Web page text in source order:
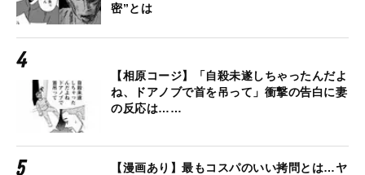
密”とは
【相原コージ】「自殺未遂しちゃったんだよ
ね、ドアノブで首を吊って」衝撃の告白に妻
の反応は……
【漫画あり】最もコスパのいい拷問とは…ヤ